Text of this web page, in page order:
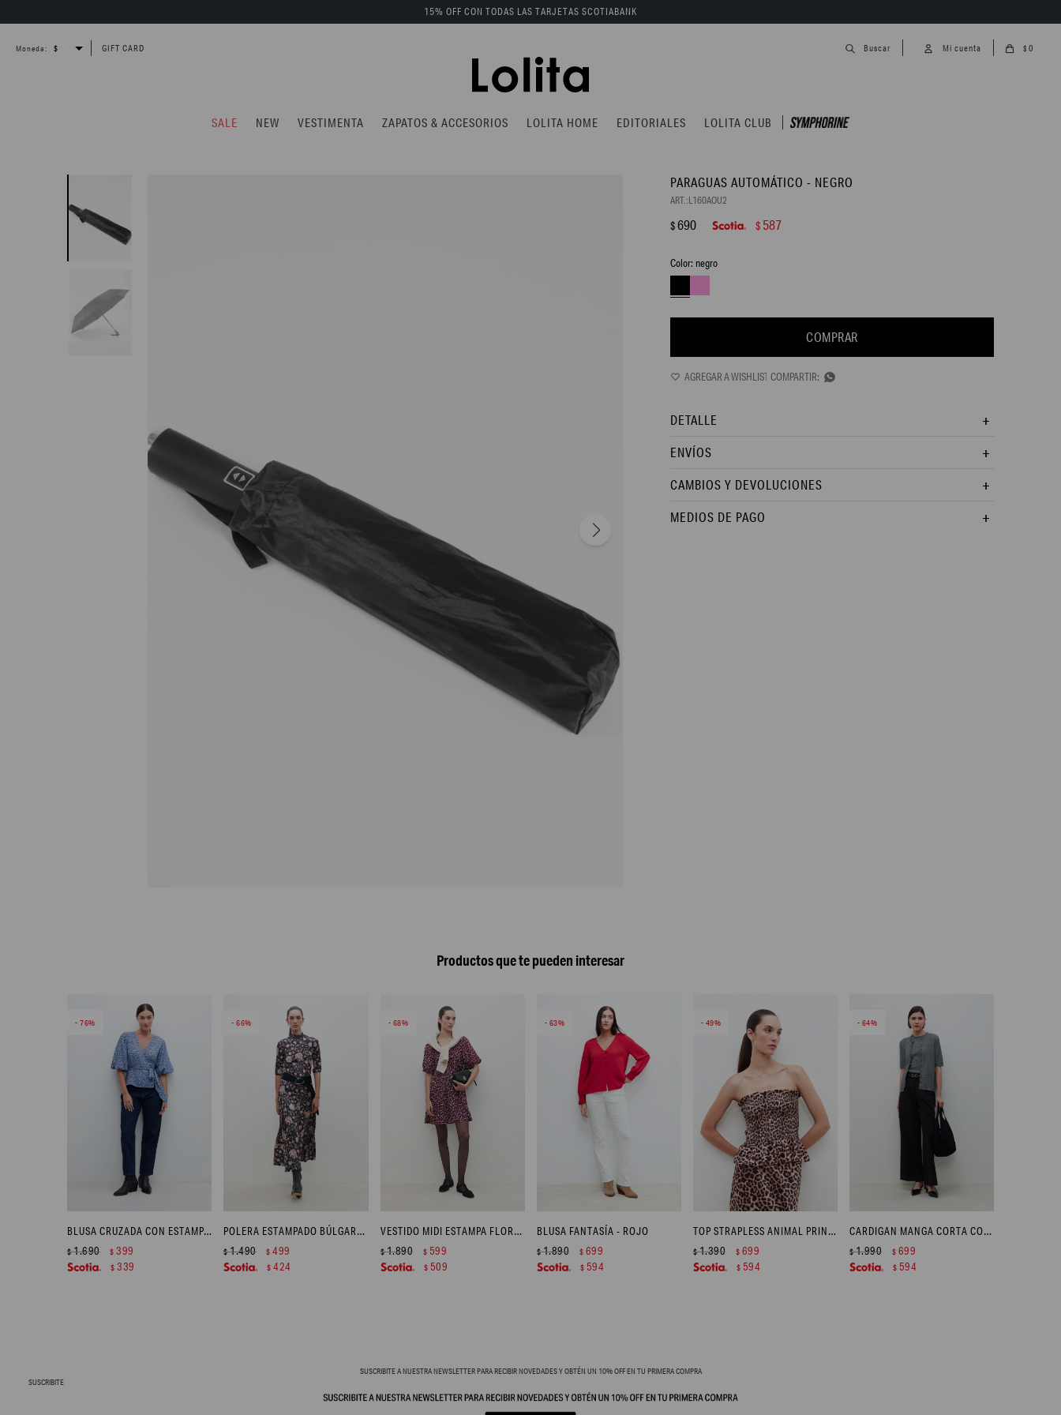
SALE NEW VESTIMENTA ZAPATOS & ACCESORIOS LOLITA HOME EDITORIALES LOLITA CLUB
$ 0
15% OFF CON TODAS LAS TARJETAS SCOTIABANK
Moneda: GIFT CARD
PARAGUAS AUTOMÁTICO - NEGRO
L160AOU2
$690 $ 587
negro
COMPRAR

DETALLE
ENVÍOS
CAMBIOS Y DEVOLUCIONES
MEDIOS DE PAGO
Productos que te pueden interesar
76
BLUSA CRUZADA CON ESTAMPA FLORAL - CELESTE
$1.690 $ 399
$ 339
66
POLERA ESTAMPADO BÚLGARO - NEGRO
$1.490 $ 499
$ 424
68
VESTIDO MIDI ESTAMPA FLORAL - BORDO
$1.890 $ 599
$ 509
63
BLUSA FANTASÍA - ROJO
$1.890 $ 699
$ 594
49
TOP STRAPLESS ANIMAL PRINT - BEIGE
$1.390 $ 699
$ 594
64
CARDIGAN MANGA CORTA CON ESTRUCTURAS - GRIS MELANGE
$1.990 $ 699
$ 594
SUSCRIBITE A NUESTRA NEWSLETTER PARA RECIBIR NOVEDADES Y OBTÉN UN 10% OFF EN TU PRIMERA COMPRA
SUSCRIBITE